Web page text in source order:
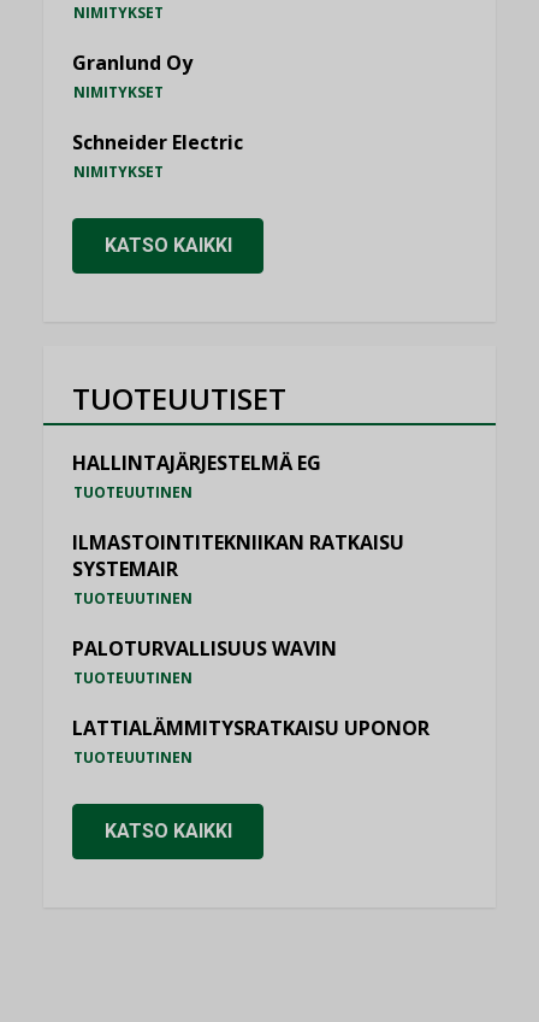
NIMITYKSET
Granlund Oy
NIMITYKSET
Schneider Electric
NIMITYKSET
KATSO KAIKKI
TUOTEUUTISET
HALLINTAJÄRJESTELMÄ EG
TUOTEUUTINEN
ILMASTOINTITEKNIIKAN RATKAISU
SYSTEMAIR
TUOTEUUTINEN
PALOTURVALLISUUS WAVIN
TUOTEUUTINEN
LATTIALÄMMITYSRATKAISU UPONOR
TUOTEUUTINEN
KATSO KAIKKI